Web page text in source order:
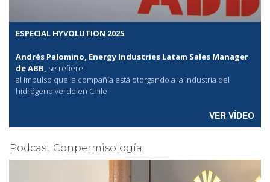
ESPECIAL HYVOLUTION 2025
Andrés Palomino, Energy Industries Latam Sales Manager
de ABB, se refiere
al impulso que la compañía está otorgando a la industria del
hidrógeno verde en Chile
VER VÍDEO
Podcast Conpermisología